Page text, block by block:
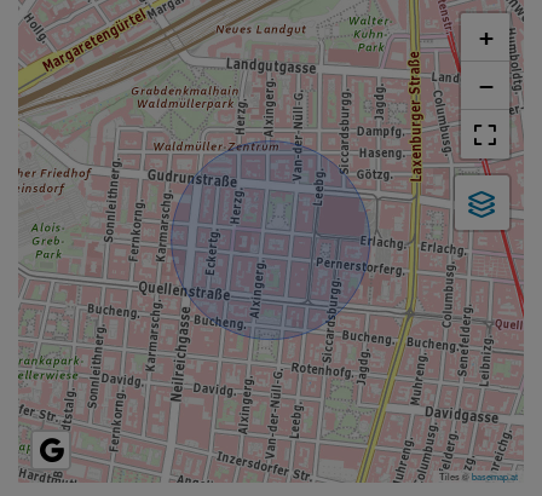
+
−
Tiles ©basemap.at